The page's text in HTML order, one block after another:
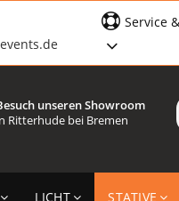
Service
unseren Showroom
Ritterhude bei Bremen
LICHT STATIVE